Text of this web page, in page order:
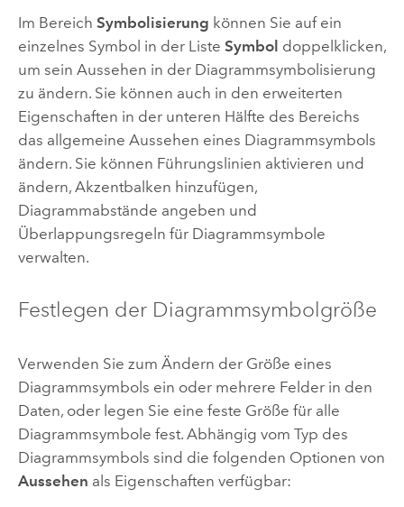
Im Bereich Symbolisierung können Sie auf ein
einzelnes Symbol in der Liste Symbol doppelklicken,
um sein Aussehen in der Diagrammsymbolisierung
zu ändern. Sie können auch in den erweiterten
Eigenschaften in der unteren Hälfte des Bereichs
das allgemeine Aussehen eines Diagrammsymbols
ändern. Sie können Führungslinien aktivieren und
ändern, Akzentbalken hinzufügen,
Diagrammabstände angeben und
Überlappungsregeln für Diagrammsymbole
verwalten.
Festlegen der Diagrammsymbolgröße
Verwenden Sie zum Ändern der Größe eines
Diagrammsymbols ein oder mehrere Felder in den
Daten, oder legen Sie eine feste Größe für alle
Diagrammsymbole fest. Abhängig vom Typ des
Diagrammsymbols sind die folgenden Optionen von
Aussehen als Eigenschaften verfügbar: